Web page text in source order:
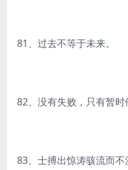
81、过去不等于未来。
82、没有失败，只有暂时
83、士搏出惊涛骇流而